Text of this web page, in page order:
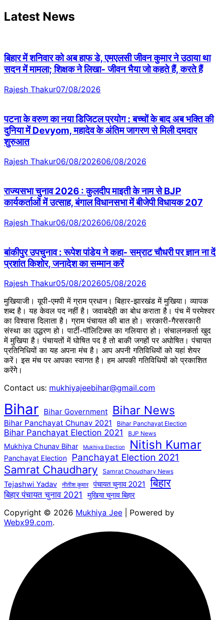
Latest News
बिहार में शनिवार को अब हाफ डे, एमएलसी जीवन कुमार ने उठाया था
सदन में मामला; शिक्षक ने लिखा- जीवन भैया जो कहते हैं, करते हैं
Rajesh Thakur07/08/2026
पटना के वरुण का नया डिजिटल प्रयोग : बच्चों के बाद अब भक्ति की
दुनिया में Devyom, महादेव के अंतिम जागरण से मिली दमदार
शुरुआत
Rajesh Thakur06/08/202606/08/2026
राज्यसभा चुनाव 2026 : कुलदीप माइती के नाम से BJP
कार्यकर्ताओं में उत्साह, बंगाल विधानसभा में बीजेपी विधायक 207
Rajesh Thakur06/08/202606/08/2026
बांकीपुर उपचुनाव : रूपेश पांडेय ने कहा- सम्राट चौधरी पर ज्ञान ना दें
प्रशांत किशोर, जनादेश का सम्मान करें
Rajesh Thakur05/08/202605/08/2026
मुखियाजी। यूपी-एमपी में ग्राम प्रधान। बिहार-झारखंड में मुखिया। व्यापक
शब्द है। यह केवल पद नहीं है। जवाबदेही का बोध कराता है। पंच में परमेश्वर
का विश्वास दिलाता है। ग्राम पंचायत की बात हो। सरकारी-गैरसरकारी
संस्था का उद्धरण हो। पार्टी-पॉलिटिक्स का गलियारा हो। संचालनकर्ता खुद
में मुखिया है। पंचायतों में घोषित पद है तो बाकी जगहों पर अघोषित। पंचायत
प्रतिनिधियों का यह अपना मंच है। आप अपनी गतिविधियों को यहां शेयर
करें। इस मंच पर आपका स्वागत है। हम आपकी गतिविधियों को प्रकाशित
करेंगेे।
Contact us: mukhiyajeebihar@gmail.com
Bihar Bihar Government Bihar News
Bihar Panchayat Chunav 2021 Bihar Panchayat Election
Bihar Panchayat Election 2021 BJP News
Mukhiya Chunav Bihar Mukhiya Election Nitish Kumar
Panchayat Election Panchayat Election 2021
Samrat Chaudhary Samrat Choudhary News
Tejashwi Yadav नीतीश कुमार पंचायत चुनाव 2021 बिहार
बिहार पंचायत चुनाव 2021 मुखिया चुनाव बिहार
Copyright © 2026 Mukhiya Jee | Powered by
Webx99.com.